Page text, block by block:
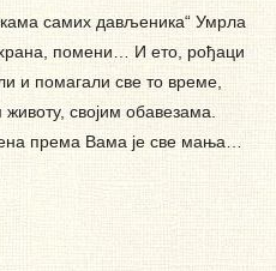
самих дављеника“ Умрла
помени… И ето, рођаци
и помагали све то време,
својим обавезама.
према Вама је све мања…